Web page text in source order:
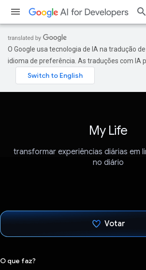
O Google usa tecnologia de IA na tradução
idioma de preferência. As traduções com IA
My Life
transformar experiências diárias em
no diário
Votar
O que faz?